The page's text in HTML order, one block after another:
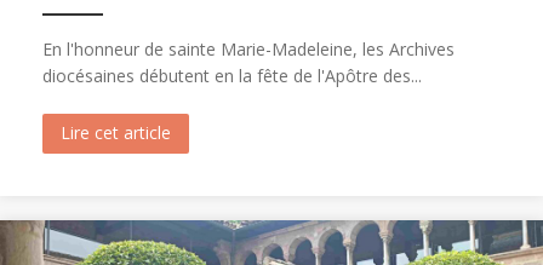
En l'honneur de sainte Marie-Madeleine, les Archives
diocésaines débutent en la fête de l'Apôtre des...
Lire cet article